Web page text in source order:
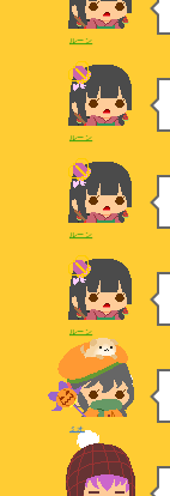
ルーン
ルーン
ルーン
ルーン
ミオ